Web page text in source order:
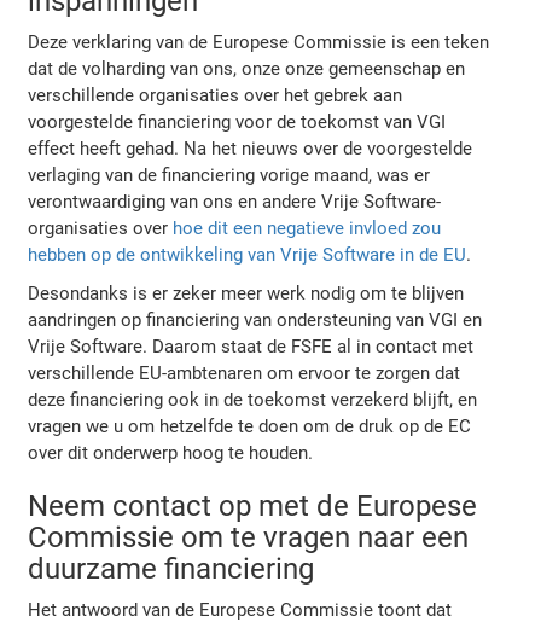
Deze verklaring van de Europese Commissie is een teken
dat de volharding van ons, onze onze gemeenschap en
verschillende organisaties over het gebrek aan
voorgestelde financiering voor de toekomst van VGI
effect heeft gehad. Na het nieuws over de voorgestelde
verlaging van de financiering vorige maand, was er
verontwaardiging van ons en andere Vrije Software-
organisaties over hoe dit een negatieve invloed zou
hebben op de ontwikkeling van Vrije Software in de EU.
Desondanks is er zeker meer werk nodig om te blijven
aandringen op financiering van ondersteuning van VGI en
Vrije Software. Daarom staat de FSFE al in contact met
verschillende EU-ambtenaren om ervoor te zorgen dat
deze financiering ook in de toekomst verzekerd blijft, en
vragen we u om hetzelfde te doen om de druk op de EC
over dit onderwerp hoog te houden.
Neem contact op met de Europese
Commissie om te vragen naar een
duurzame financiering
Het antwoord van de Europese Commissie toont dat